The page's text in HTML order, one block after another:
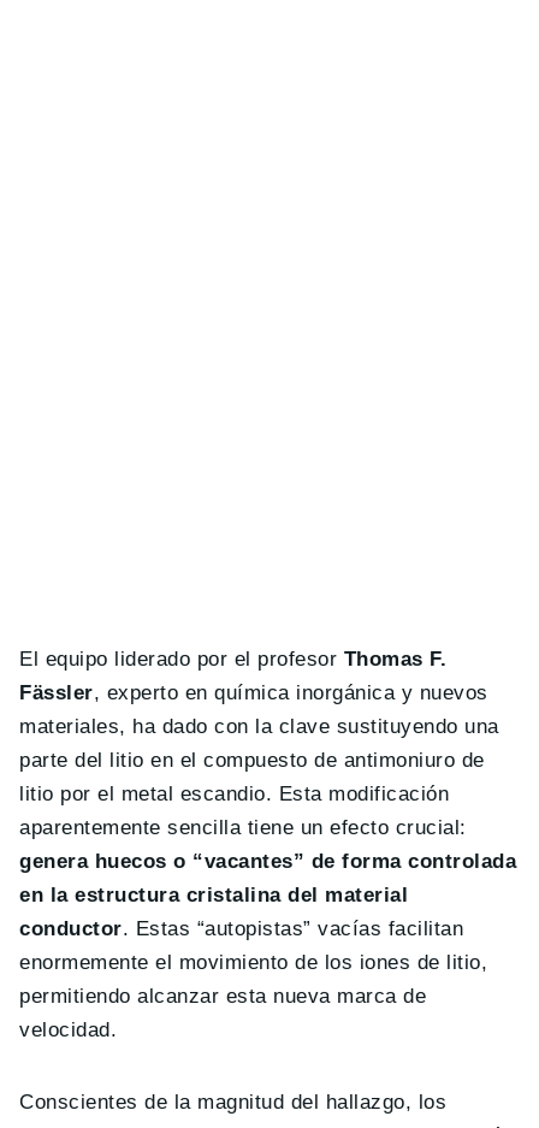
El equipo liderado por el profesor Thomas F.
Fässler, experto en química inorgánica y nuevos
materiales, ha dado con la clave sustituyendo una
parte del litio en el compuesto de antimoniuro de
litio por el metal escandio. Esta modificación
aparentemente sencilla tiene un efecto crucial:
genera huecos o “vacantes” de forma controlada
en la estructura cristalina del material
conductor. Estas “autopistas” vacías facilitan
enormemente el movimiento de los iones de litio,
permitiendo alcanzar esta nueva marca de
velocidad.
Conscientes de la magnitud del hallazgo, los